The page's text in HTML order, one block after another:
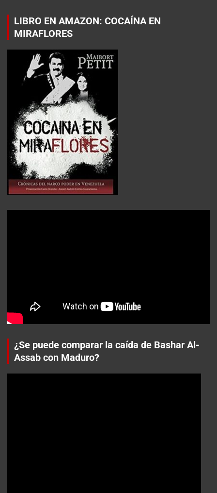
LIBRO EN AMAZON: COCAÍNA EN
MIRAFLORES
¿Se puede comparar la caída de Bashar Al-
Assab con Maduro?